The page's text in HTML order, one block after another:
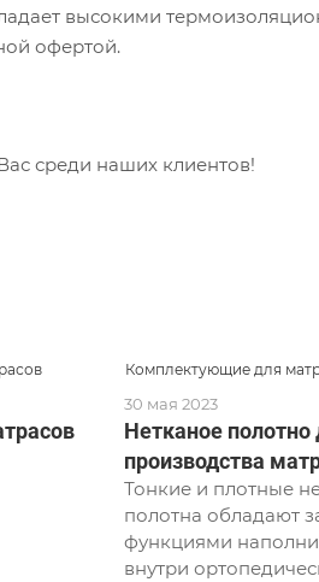
высокими
офертой.
среди наших клиентов!
Комплектующие для
30 мая 2023
Нетканое полотно
производства
Тонкие и плотные
полотна обладают
функциями
внутри